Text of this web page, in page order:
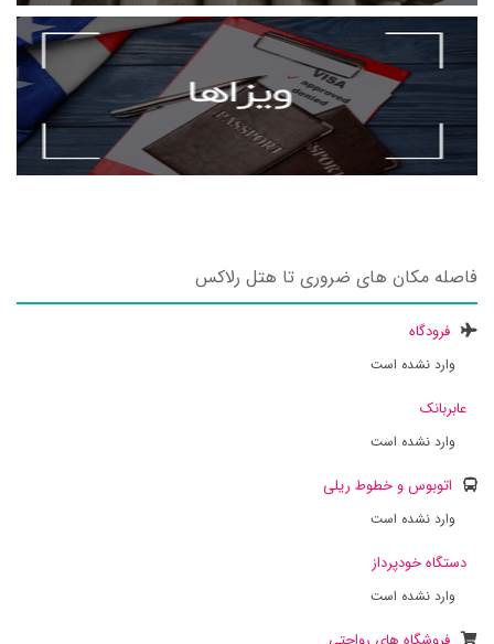
فاصله مکان های ضروری تا هتل رلاکس
فرودگاه
وارد نشده است
عابربانک
وارد نشده است
اتوبوس و خطوط ریلی
وارد نشده است
دستگاه خودپرداز
وارد نشده است